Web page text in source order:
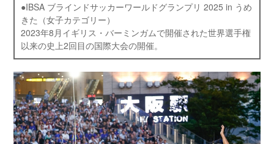
●IBSA ブラインドサッカーワールドグランプリ 2025 in うめ
きた（女子カテゴリー）
2023年8月イギリス・バーミンガムで開催された世界選手権
以来の史上2回目の国際大会の開催。